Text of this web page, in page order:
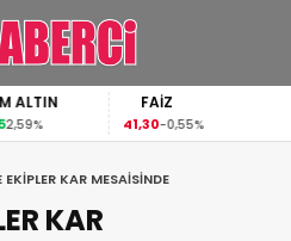
ALTIN
2,59%
FAİZ
41,30-0,55%
EKİPLER KAR MESAİSİNDE
KAR